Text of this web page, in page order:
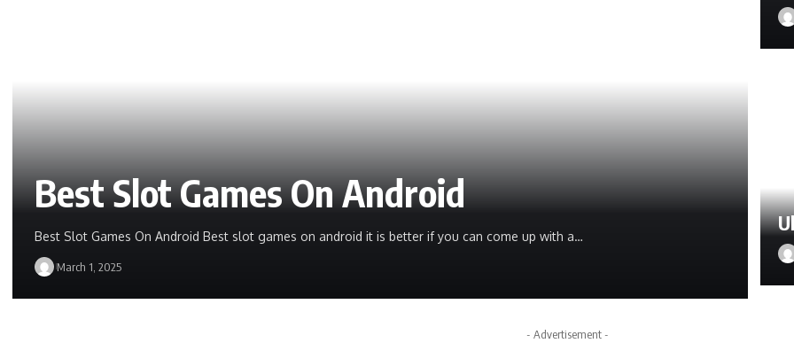
Best Slot Games On Android
Best Slot Games On Android Best slot games on android it is better if you can come up with a…
March 1, 2025
- Advertisement -